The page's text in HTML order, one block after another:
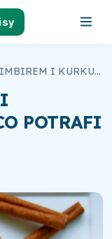
HERBATA Z IMBIREM I KURKUMĄ – ZOBACZ CO POTRAFI
POTRAFI